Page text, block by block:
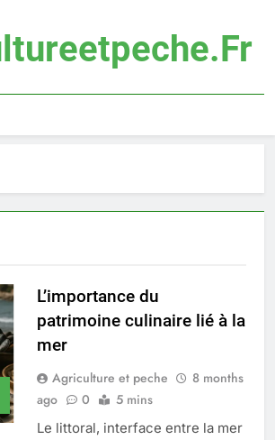
L’importance du
patrimoine culinaire lié à la
mer
Agriculture et peche
8 months
ago
0 5 mins
Le littoral, interface entre la mer